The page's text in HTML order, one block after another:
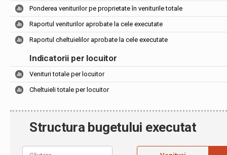
Ponderea veniturilor pe proprietate în veniturile totale
Raportul veniturilor aprobate la cele executate
Raportul cheltuielilor aprobate la cele executate
Indicatorii per locuitor
Venituri totale per locuitor
Cheltuieli totale per locuitor
Structura bugetului executat